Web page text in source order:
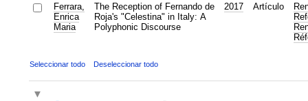
Ferrara,
Enrica
Maria
The Reception of Fernando de
Roja's "Celestina" in Italy: A
Polyphonic Discourse
2017 Artículo
Seleccionar todo Deseleccionar todo